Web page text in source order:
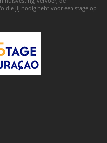
die jij nodig hebt voor een stage op